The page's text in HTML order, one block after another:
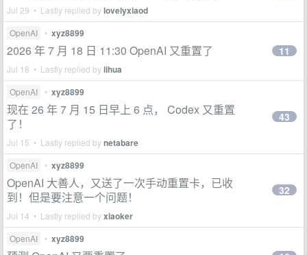
Jul 29 • Lastly replied bylovelyxiaod
OpenAI • xyz8899
2026 年 7 月 18 日 11:30 OpenAI 又重置了
Jul 18 • Lastly replied bylihua
11
OpenAI • xyz8899
现在 26 年 7 月 15 日早上 6 点， Codex 又重置
了！
Jul 15 • Lastly replied bynetabare
43
OpenAI • xyz8899
OpenAI 大善人，又送了一次手动重置卡，已收
到！但是要注意一个问题！
Jul 14 • Lastly replied byxiaoker
32
OpenAI • xyz8899